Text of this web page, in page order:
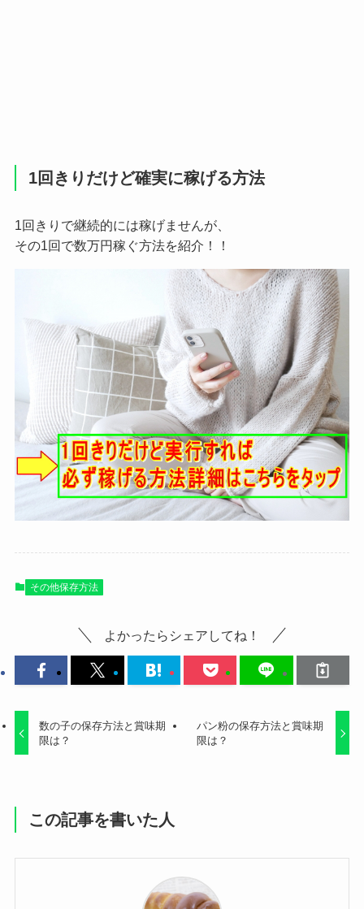
1回きりだけど確実に稼げる方法
1回きりで継続的には稼げませんが、
その1回で数万円稼ぐ方法を紹介！！
その他保存方法
よかったらシェアしてね！
数の子の保存方法と賞味期
限は？
パン粉の保存方法と賞味期
限は？
この記事を書いた人